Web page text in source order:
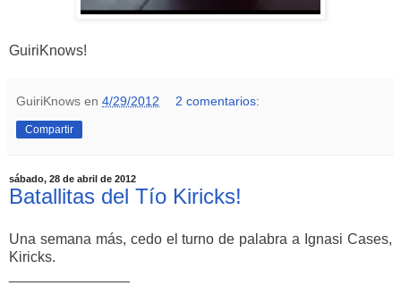
GuiriKnows!
GuiriKnows en 4/29/2012 2 comentarios:
Compartir
sábado, 28 de abril de 2012
Batallitas del Tío Kiricks!
Una semana más, cedo el turno de palabra a Ignasi Cases,
Kiricks.